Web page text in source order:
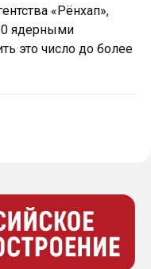
«Рёнхап»,
ядерными
это число до более